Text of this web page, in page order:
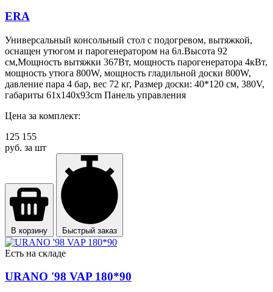
ERA
Универсальный консольный стол с подогревом, вытяжкой,
оснащен утюгом и парогенератором на 6л.Высота 92
см,Мощность вытяжки 367Вт, мощность парогенератора 4кВт,
мощность утюга 800W, мощность гладильной доски 800W,
давление пара 4 бар, вес 72 кг, Размер доски: 40*120 см, 380V,
габариты 61x140x93cm Панель управления
Цена за комплект:
125 155
руб. за шт
В корзину Быстрый заказ
Есть на складе
URANO '98 VAP 180*90